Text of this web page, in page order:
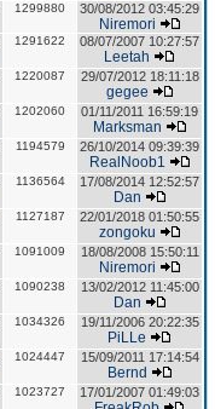
1299880 30/08/2012 03:45:29
Niremori
1291622 08/07/2007 10:27:57
Leetah
1220087 29/07/2012 18:11:18
gegee
1202060 01/11/2011 16:59:19
Marksman
1194579 26/10/2014 09:39:39
RealNoob1
1136564 17/08/2014 12:52:57
Dan
1127187 22/01/2018 01:50:55
zongoku
1091009 18/08/2008 15:50:11
Niremori
1090238 13/02/2012 11:45:00
Dan
1034326 19/11/2006 20:22:35
PiLLe
1024447 15/09/2011 17:14:54
Bernd
1023727 17/01/2007 01:49:03